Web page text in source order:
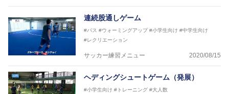
JFA公認A級コーチジェネラルライセンス・JFA公認フ
ットサルB級コーチライセンス
横山 哲久
ASV ペスカドーラ町田 監督、FC VIGORE 監督
【資格】
日本サッカー協会公認B級ライセンス・日本サッカー
協会公認フットサルB級ライセンス
連続股通しゲーム
#パス #ウォーミングアップ #小学生向け #中学生向け
#レクリエーション
サッカー練習メニュー 2020/08/15
ヘディングシュートゲーム（発展）
#小学生向け #トレーニング #大人数